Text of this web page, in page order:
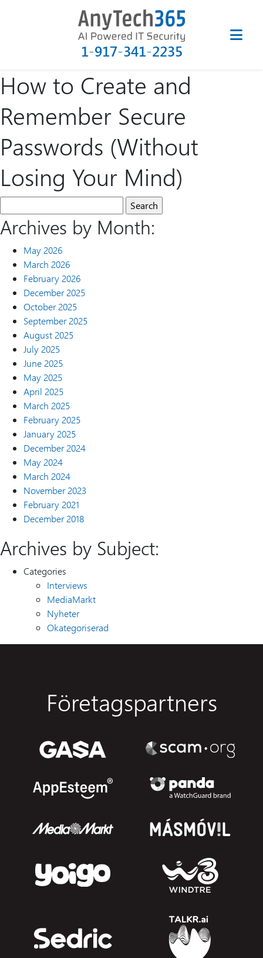
1-917-341-2235
How to Create and
Remember Secure
Passwords (Without
Losing Your Mind)
Archives by Month:
May 2026
March 2026
February 2026
December 2025
October 2025
September 2025
August 2025
July 2025
June 2025
May 2025
April 2025
March 2025
February 2025
January 2025
December 2024
May 2024
March 2024
November 2023
February 2021
December 2018
Archives by Subject:
Categories
Interviews
MediaMarkt
Nyheter
Okategoriserad
Företagspartners